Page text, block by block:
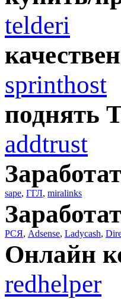
telderi
sprinthost
поднять
addtrust
sape, ГГЛ, miralinks
РСЯ, Adsense, Ladycash,
Онлайн
redhelper